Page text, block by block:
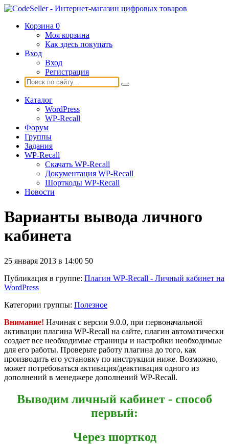
Корзина 0
Моя корзина
Как здесь покупать
Вход
Вход
Регистрация
Каталог
WordPress
WP-Recall
Форум
Группы
Задания
WP-Recall
Скачать WP-Recall
Документация WP-Recall
Шорткоды WP-Recall
Новости
Варианты вывода личного
кабинета
25 января 2013 в 14:00 50
Публикация в группе: Плагин WP-Recall - Личный кабинет на
WordPress
Категории группы: Полезное
Внимание! Начиная с версии 9.0.0, при первоначальной
активации плагина WP-Recall на сайте, плагин автоматически
создает все необходимые страницы и настройки необходимые
для его работы. Проверьте работу плагина до того, как
производить его установку по инструкции ниже. Возможно,
может потребоваться активация/деактивация одного из
дополнений в менеджере дополнений WP-Recall.
Выводим личный кабинет - способ
первый:
Через шорткод